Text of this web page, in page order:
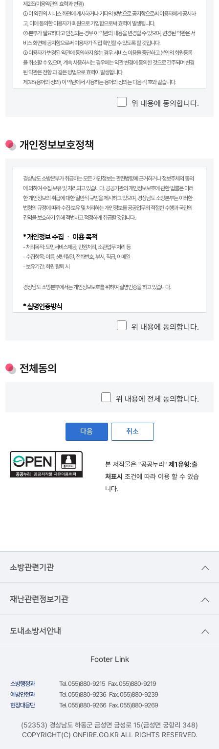
제2조(이용약관의 효력과 변경)
① 이 약관의 서비스 화면에 게시하거나 기타의 방법으로 공지함으로써 이용자에게 공시하
고, 이에 동의한 이용자가 회원으로 가입함으로써 효력이 발생됩니다.
② 본부가 필요하다고 인정되는 경우 이 약관의 내용을 변경할 수 있으며, 변경된 약관은 서
비스 화면에 공지함으로써 이용자가 직접 확인할 수 있도록 할 것입니다.
③ 이용자가 변경된 약관에 동의하지 않는 경우 서비스 이용을 중단하고 본인의 회원등록
을 취소할 수 있으며, 계속 사용하시는 경우에는 약관 변경에 동의한 것으로 간주되며 변경
된 약관은 전항 과 같은 방법으로 효력이 발생합니다.
제3조(용어의 정의) 이 약관에서 사용하는 용어의 정의는 다음 각 호와 같습니다.
② 이용계약 : 서비스 이용과 관련하여 본부와 이용자간에 체결하는 계약
회원 등록을 한 자
⑤ ID(회원번호) : 회원 식별과 회원의 서비스 이용을 위하여 이용자가 선정하고 본부가 승
자의 조합
⑦ 이용해지 : 본부 또는 회원이 서비스 이용이후 그 이용계약을 종료시키는 의사표시
제4조(약관 외 준칙) 이 약관에 명시되지 않은 사항은 전기통신기본법, 전기통신사업법, 정
보통신망이용촉진및정보보호등에관한법률, 정보통신윤리위원회 심의규정, 정보통신 윤
리강령, 프로그램보호법 등 기타 대한민국의관련법령과 상관습에 의합니다.
제2장 서비스 이용계약
제5조(이용계약의 성립) 이용계약은 이용자인 회원의 이용신청과 이에 대한 본부의 승낙
으로 성립됩니다.
제6조(이용신청) 이용신청은 서비스의 회원정보 화면에서 이용자가 본부에서 요구하는 가
제7조(이용신청의 승낙)
별한 사정이 없는 한 서비스 이용신청을 승낙합니다.
심할만한 합리적인 사유가 발생할 경우
4. 사회의 안녕 질서 또는 미풍양속을 저해할 목적으로 이용하였을 때
5. 기타 본부가 정한 이용신청 요건에 미비 되었을 때
수정할 수 있습니다. 회원은 이용신청 시 기재한 사항이 변경되었을 때에는 수정을 하여야
하며, 수정하지 아니하여 발생하는 문제의 책임은 회원에게 있습니다.
술상의 이유로 서비스가 일시 중지될 수 있고, 또한 정기점검 등 운영상의 목적으로 본부가
이를 공지합니다.
④ 회원에 가입한 후라도 일부 서비스 이용 시 서비스 제공자의 요구에 따라 특정 회원에게
⑤ 본부는 서비스를 일정범위로 분할하여 각 범위별로 이용가능 시간을 별도로 정할 수 있
① 회원은 본 서비스에 보관되거나 전송된 메시지 및 기타 통신 메시지 등의 내용이 국가의
아무런 책임을 지지 않음에 동의합니다.
경우에는 서비스 중지 1주일전에 고지 후 서비스를 중지할 수 있으며, 이 기간동안 회원이
고지내용을 인지 하지 못한데 대하여 본부는 책임을 부담하지 아니합니다. 상당한 이유가
있을 경우 위 사전 고지 기간은 감축되거나 생략될 수 있습니다.
또한 위 서비스 중지에 의하여 본 서비스에 보관되거나 전송된 메시지 및 기타 통신 메시지
손실이 있을 경우에 대하여도 본부는 책임을 부담하지 아니합니다.
③ 본부의 사정으로 서비스를 영구적으로 중단하여야 할 경우 제2항을 준용합니다. 다만,
위 내용에 동의합니다.
개인정보보호정책
경상남도 소방본부가 취급하는 모든 개인정보는 관련법령에 근거하거나 정보주체의 동의
에 의하여 수집·보유 및 처리되고 있습니다. 공공기관의 개인정보보호에 관한 법률은 이러
한 개인정보의 취급에 대한 일반적 규범을 제시하고 있으며, 경상남도 소방본부는 이러한
법령의 규정에 따라 수집·보유 및 처리하는 개인정보를 공공업무의 적절한 수행과 국민의
권익을 보호하기 위해 적법하고 적정하게 취급할 것입니다.
* 개인정보 수집 · 이용 목적
- 처리목적: 도민서비스제공, 민원처리, 소관업무 처리 등
- 수집항목: 이름, 생년월일, 전화번호, 부서, 직급, 이메일
- 보유기간: 회원 탈퇴 시
경상남도 소방본부에서는 개인정보보호를 위하여 실명인증을 하고 있습니다.
* 실명인증방식
* 동의거부 권리 알림
위의 개인정보 수집 · 이용에 대한 동의를 거부할 권리가 있습니다. 단, 동의를 거부할 경우
제공 서비스 이용에 제한을 받을 수 있습니다.
위 내용에 동의합니다.
전체동의
위 내용에 전체 동의합니다.
다음 취소
본 저작물은 "공공누리" 제1유형:출
처표시 조건에 따라 이용 할 수 있습
니다.
소방관련기관
재난관련정보기관
도내소방서안내
Footer Link
소방행정과
Tel. 055)880-9215 Fax. 055)880-9219
예방안전과
Tel. 055)880-9236 Fax. 055)880-9239
현장대응단
Tel. 055)880-9266 Fax. 055)880-9269
(52353) 경상남도 하동군 금성면 금성로 15(금성면 궁항리 348)
COPYRIGHT(C) GNFIRE.GO.KR ALL RIGHTS RESERVED.